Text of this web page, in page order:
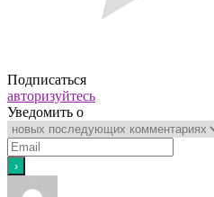
Подписаться
авторизуйтесь
Уведомить о